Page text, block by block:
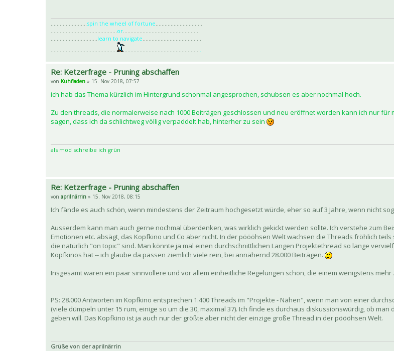
spin the wheel of fortune
or
learn to navigate
Re: Ketzerfrage - Pruning abschaffen
von Kuhfladen » 15. Nov 2018, 07:57
ich hab das Thema kürzlich im Hintergrund schonmal angesprochen, schubsen es aber nochmal hoch.
Zu den threads, die normalerweise nach 1000 Beiträgen geschlossen und neu eröffnet worden kann ich nur für
sagen, dass ich da schlichtweg völlig verpaddelt hab, hinterher zu sein
als mod schreibe ich grün
Re: Ketzerfrage - Pruning abschaffen
von aprilnärrin » 15. Nov 2018, 08:15
Ich fände es auch schön, wenn mindestens der Zeitraum hochgesetzt würde, eher so auf 3 Jahre, wenn nicht
Ausserdem kann man auch gerne nochmal überdenken, was wirklich gekickt werden sollte. Ich verstehe zum
Emotionen etc. absägt, das Kopfkino und Co aber nicht. In der pöööhsen Welt wachsen die Threads fröhlich
die natürlich "on topic" sind. Man könnte ja mal einen durchschnittlichen Langen Projektethread so lange
Kopfkinos hat -- ich glaube da passen ziemlich viele rein, bei annähernd 28.000 Beiträgen.
Insgesamt wären ein paar sinnvollere und vor allem einheitliche Regelungen schön, die einem wenigstens mehr
PS: 28.000 Antworten im Kopfkino entsprechen 1.400 Threads im "Projekte - Nähen", wenn man von einer
(viele dümpeln unter 15 rum, einige so um die 30, maximal 37). Ich finde es durchaus diskussionswürdig, ob
geben will. Das Kopfkino ist ja auch nur der größte aber nicht der einzige große Thread in der pöööhsen Welt.
Grüße von der aprilnärrin